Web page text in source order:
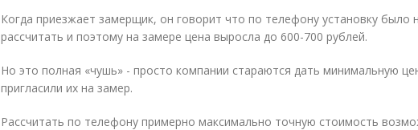
Когда приезжает замерщик, он говорит что по телефону установку было
рассчитать и поэтому на замере цена выросла до 600-700 рублей.
Но это полная «чушь» - просто компании стараются дать минимальную
пригласили их на замер.
Рассчитать по телефону примерно максимально точную стоимость